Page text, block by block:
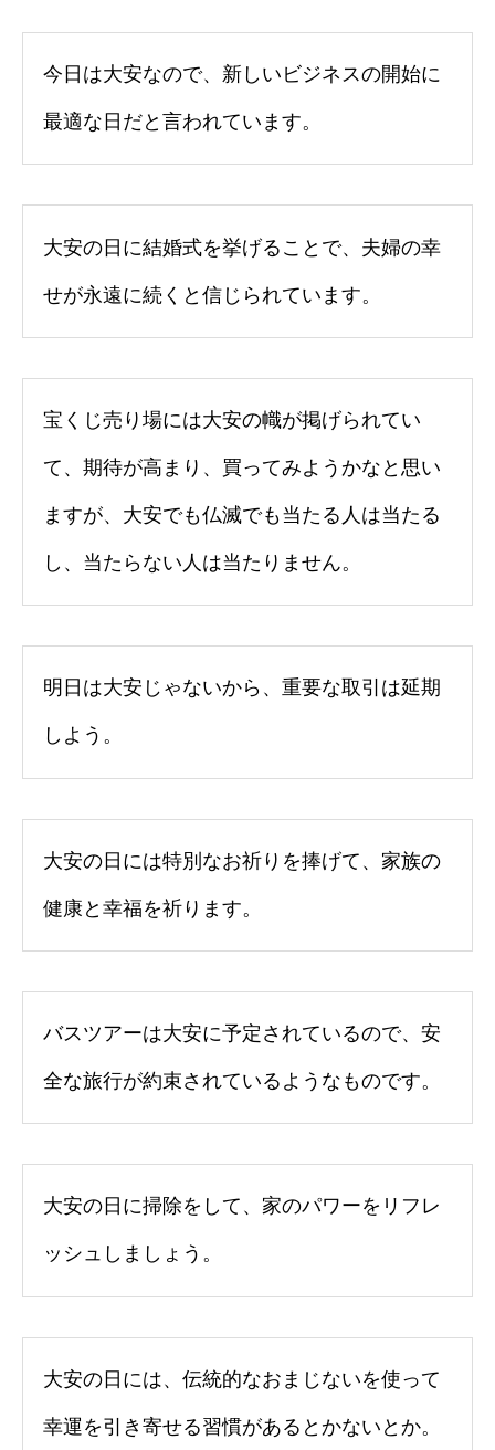
今日は大安なので、新しいビジネスの開始に
最適な日だと言われています。
大安の日に結婚式を挙げることで、夫婦の幸
せが永遠に続くと信じられています。
宝くじ売り場には大安の幟が掲げられてい
て、期待が高まり、買ってみようかなと思い
ますが、大安でも仏滅でも当たる人は当たる
し、当たらない人は当たりません。
明日は大安じゃないから、重要な取引は延期
しよう。
大安の日には特別なお祈りを捧げて、家族の
健康と幸福を祈ります。
バスツアーは大安に予定されているので、安
全な旅行が約束されているようなものです。
大安の日に掃除をして、家のパワーをリフレ
ッシュしましょう。
大安の日には、伝統的なおまじないを使って
幸運を引き寄せる習慣があるとかないとか。